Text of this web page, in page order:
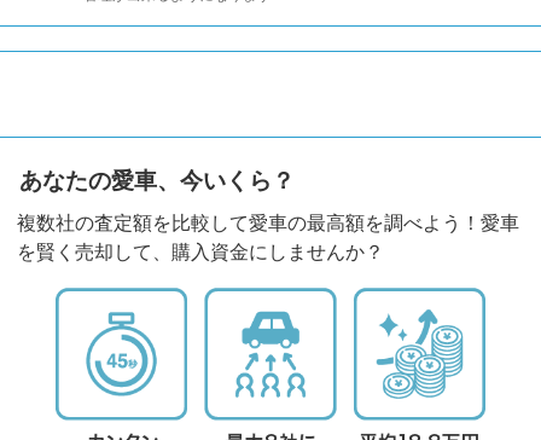
あなたの愛車、今いくら？
複数社の査定額を比較して愛車の最高額を調べよう！愛車
を賢く売却して、購入資金にしませんか？